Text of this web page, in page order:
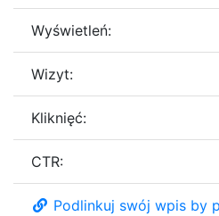
Wyświetleń:
Wizyt:
Kliknięć:
CTR:
Podlinkuj swój wpis by